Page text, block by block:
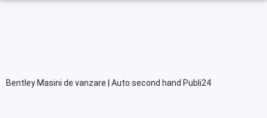
Bentley Masini de vanzare | Auto second hand Publi24